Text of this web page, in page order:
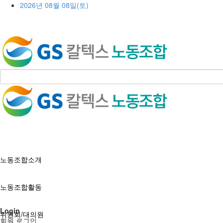
2026년 08월 08일(토)
노동조합소개
노동조합활동
위원회/대의원
Login
회원 로그인